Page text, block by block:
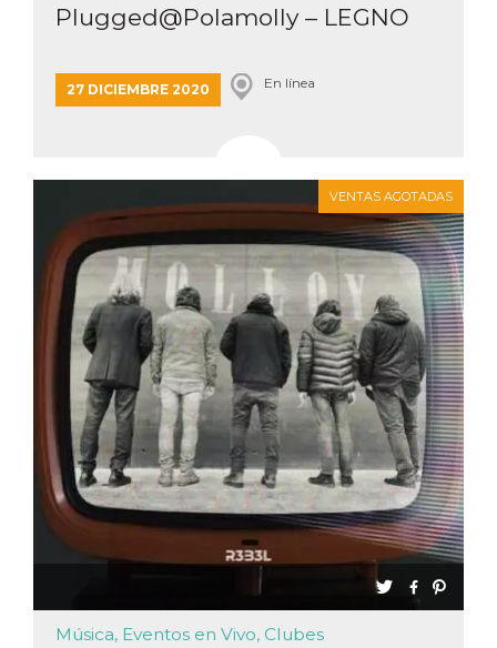
Plugged@Polamolly – LEGNO
27 DICIEMBRE 2020 En línea
VENTAS AGOTADAS
Música, Eventos en Vivo, Clubes